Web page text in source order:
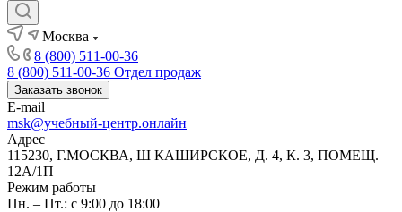
Москва
8 (800) 511-00-36
8 (800) 511-00-36 Отдел продаж
Заказать звонок
E-mail
msk@учебный-центр.онлайн
Адрес
115230, Г.МОСКВА, Ш КАШИРСКОЕ, Д. 4, К. 3, ПОМЕЩ.
12А/1П
Режим работы
Пн. – Пт.: с 9:00 до 18:00